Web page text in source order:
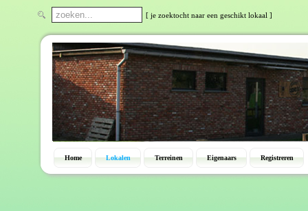
[ je zoektocht naar een geschikt lokaal ]
Home Lokalen Terreinen Eigenaars Registreren